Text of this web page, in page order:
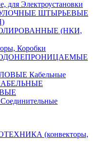
Электроустановки
ШТЫРЬЕВЫЕ
(НКИ,
Коробки
ВОДОНЕПРОНИЦАЕМЫЕ
Кабельные
(конвекторы,